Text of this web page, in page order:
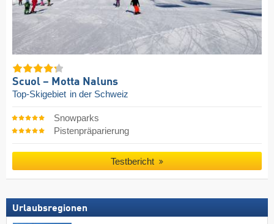
Scuol – Motta Naluns
Top-Skigebiet in der Schweiz
Snowparks
Pistenpräparierung
Testbericht
Urlaubsregionen